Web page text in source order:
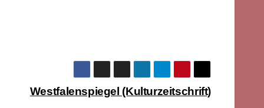
Westfalenspiegel (Kulturzeitschrift)